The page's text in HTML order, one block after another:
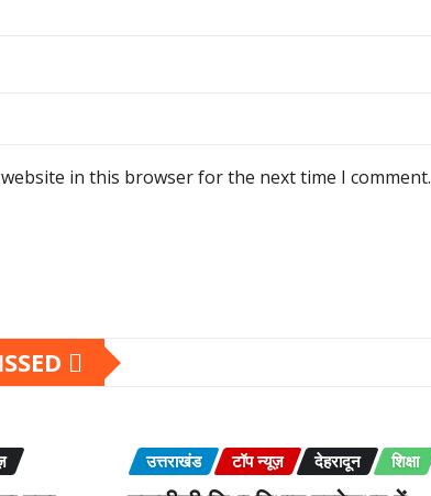
website in this browser for the next time I comment.
उत्तराखंड टॉप न्यूज़ देहरादून शिक्षा